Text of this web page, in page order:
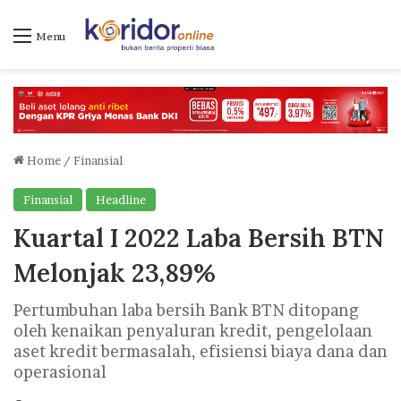
Menu
Home / Finansial
Finansial Headline
Kuartal I 2022 Laba Bersih BTN
Melonjak 23,89%
Pertumbuhan laba bersih Bank BTN ditopang
oleh kenaikan penyaluran kredit, pengelolaan
aset kredit bermasalah, efisiensi biaya dana dan
operasional